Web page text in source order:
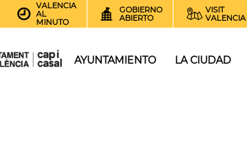
VALENCIA
AL
MINUTO
GOBIERNO
ABIERTO
VISIT
VALENCIA
AYUNTAMIENTO LA CIUDAD